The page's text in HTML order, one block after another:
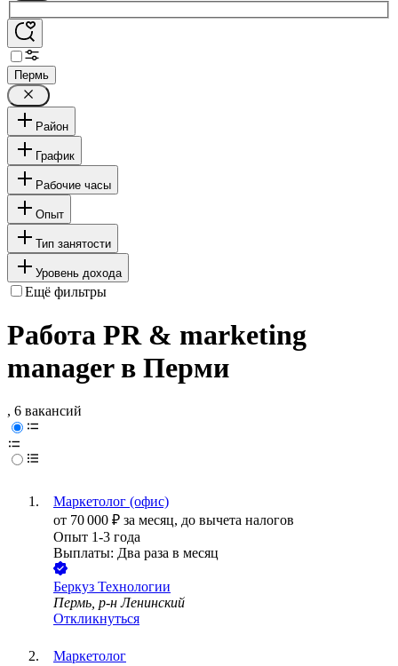
Пермь
Район
График
Рабочие часы
Опыт
Тип занятости
Уровень дохода
Ещё фильтры
Работа PR & marketing
manager в Перми
, 6 вакансий
Маркетолог (офис)
от 70 000 ₽ за месяц, до вычета налогов
Опыт 1-3 года
Выплаты: Два раза в месяц
Беркуз Технологии
Пермь, р-н Ленинский
Откликнуться
Маркетолог